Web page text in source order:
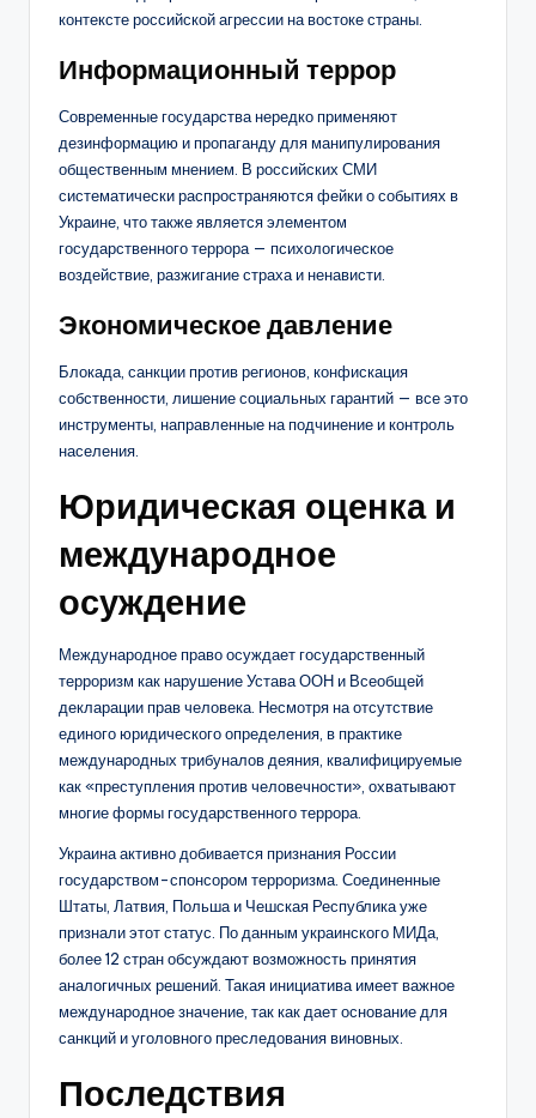
контексте российской агрессии на востоке страны.
Информационный террор
Современные государства нередко применяют
дезинформацию и пропаганду для манипулирования
общественным мнением. В российских СМИ
систематически распространяются фейки о событиях в
Украине, что также является элементом
государственного террора — психологическое
воздействие, разжигание страха и ненависти.
Экономическое давление
Блокада, санкции против регионов, конфискация
собственности, лишение социальных гарантий — все это
инструменты, направленные на подчинение и контроль
населения.
Юридическая оценка и
международное
осуждение
Международное право осуждает государственный
терроризм как нарушение Устава ООН и Всеобщей
декларации прав человека. Несмотря на отсутствие
единого юридического определения, в практике
международных трибуналов деяния, квалифицируемые
как «преступления против человечности», охватывают
многие формы государственного террора.
Украина активно добивается признания России
государством-спонсором терроризма. Соединенные
Штаты, Латвия, Польша и Чешская Республика уже
признали этот статус. По данным украинского МИДа,
более 12 стран обсуждают возможность принятия
аналогичных решений. Такая инициатива имеет важное
международное значение, так как дает основание для
санкций и уголовного преследования виновных.
Последствия